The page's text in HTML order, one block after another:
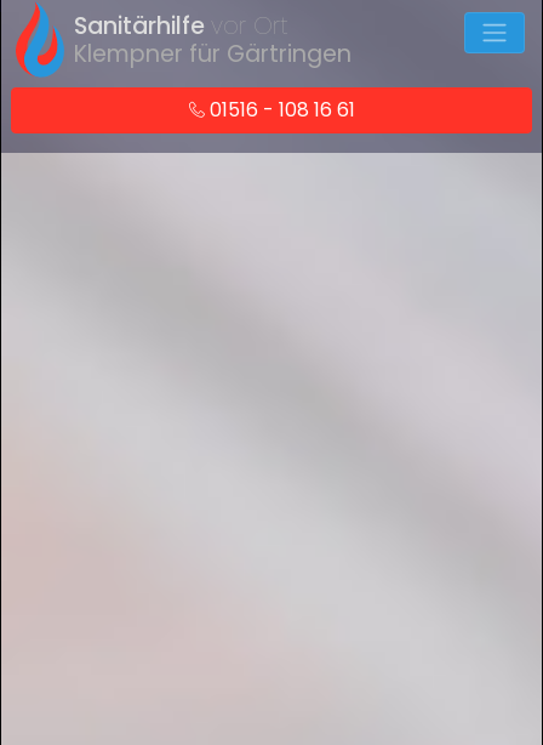
Sanitärhilfe vor Ort
Klempner für Gärtringen
01516 - 108 16 61